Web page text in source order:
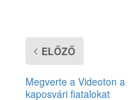
ELŐZŐ
Megverte a Videoton a
kaposvári fiatalokat